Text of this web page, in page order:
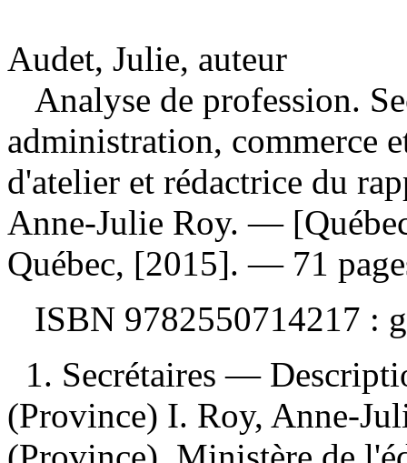
Audet, Julie, auteur
Analyse de profession.
administration, commerce
d'atelier et rédactrice du
Anne-Julie Roy. —
Québec, [2015]. — 71
ISBN 9782550714217 :
1. Secrétaires —
(Province) I. Roy, Anne-